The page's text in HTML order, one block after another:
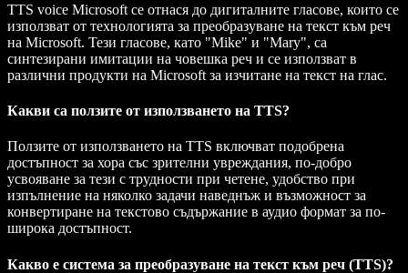
TTS voice Microsoft се отнася до дигиталните гласове, които се
използват от технологията за преобразуване на текст към реч
на Microsoft. Тези гласове, като "Mike" и "Mary", са
синтезирани имитации на човешка реч и се използват в
различни продукти на Microsoft за изчитане на текст на глас.
Какви са ползите от използването на TTS?
Ползите от използването на TTS включват подобрена
достъпност за хора със зрителни увреждания, по-добро
усвояване за тези с трудности при четене, удобство при
изпълнение на няколко задачи наведнъж и възможност за
конвертиране на текстово съдържание в аудио формат за по-
широка достъпност.
Какво е система за преобразуване на текст към реч (TTS)?